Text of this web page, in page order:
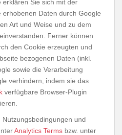
erklären Sie sich mit der
erhobenen Daten durch Google
Art und Weise und zu dem
Ferner können
den Cookie erzeugten und
bezogenen Daten (inkl.
sowie die Verarbeitung
verhindern, indem sie das
verfügbare Browser-Plugin
und
Analytics Terms bzw. unter